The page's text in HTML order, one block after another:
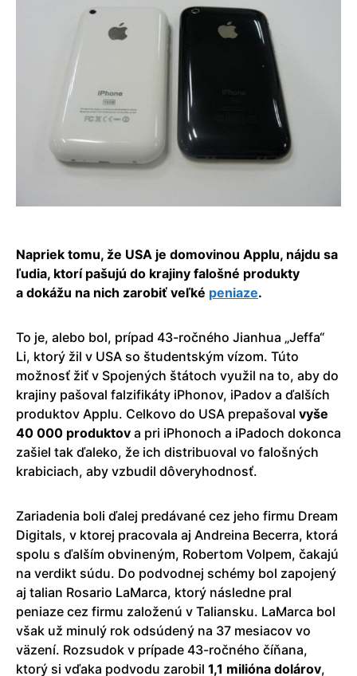
Napriek tomu, že USA je domovinou Applu, nájdu sa
ľudia, ktorí pašujú do krajiny falošné produkty
a dokážu na nich zarobiť veľké peniaze.
To je, alebo bol, prípad 43-ročného Jianhua „Jeffa“
Li, ktorý žil v USA so študentským vízom. Túto
možnosť žiť v Spojených štátoch využil na to, aby do
krajiny pašoval falzifikáty iPhonov, iPadov a ďalších
produktov Applu. Celkovo do USA prepašoval vyše
40 000 produktov a pri iPhonoch a iPadoch dokonca
zašiel tak ďaleko, že ich distribuoval vo falošných
krabiciach, aby vzbudil dôveryhodnosť.
Zariadenia boli ďalej predávané cez jeho firmu Dream
Digitals, v ktorej pracovala aj Andreina Becerra, ktorá
spolu s ďalším obvineným, Robertom Volpem, čakajú
na verdikt súdu. Do podvodnej schémy bol zapojený
aj talian Rosario LaMarca, ktorý následne pral
peniaze cez firmu založenú v Taliansku. LaMarca bol
však už minulý rok odsúdený na 37 mesiacov vo
väzení. Rozsudok v prípade 43-ročného číňana,
ktorý si vďaka podvodu zarobil 1,1 milióna dolárov,